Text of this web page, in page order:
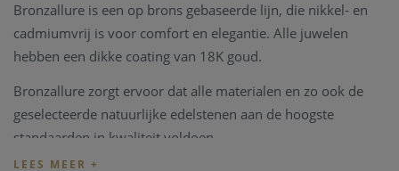
Bronzallure is een op brons gebaseerde lijn, die nikkel- en
cadmiumvrij is voor comfort en elegantie. Alle juwelen
hebben een dikke coating van 18K goud.
Bronzallure zorgt ervoor dat alle materialen en zo ook de
geselecteerde natuurlijke edelstenen aan de hoogste
standaarden in kwaliteit voldoen.